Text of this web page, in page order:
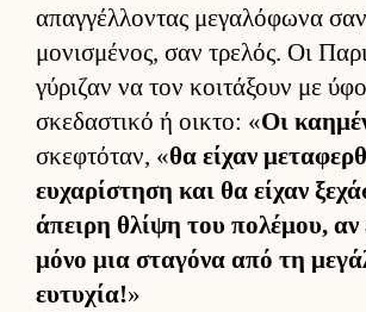
απαγ­γέλ­λοντας μεγαλόφωνα
μονισμένος, σαν τρελός. Οι
γύριζαν να τον κοι­τάξουν με
σκεδαστικό ή οι­κτο: «Οι
σκεφτόταν, «θα εί­χαν
ευ­χαρίστηση και θα εί­χαν
άπειρη θλίψη του πολέμου, αν
μόνο μια σταγόνα από τη
ευ­τυχία!»